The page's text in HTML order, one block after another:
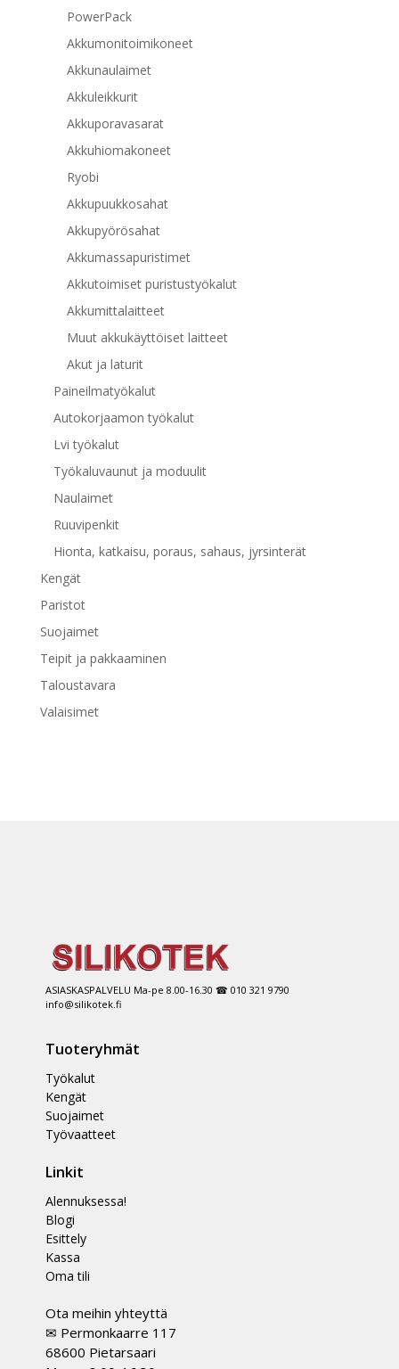
PowerPack
Akkumonitoimikoneet
Akkunaulaimet
Akkuleikkurit
Akkuporavasarat
Akkuhiomakoneet
Ryobi
Akkupuukkosahat
Akkupyörösahat
Akkumassapuristimet
Akkutoimiset puristustyökalut
Akkumittalaitteet
Muut akkukäyttöiset laitteet
Akut ja laturit
Paineilmatyökalut
Autokorjaamon työkalut
Lvi työkalut
Työkaluvaunut ja moduulit
Naulaimet
Ruuvipenkit
Hionta, katkaisu, poraus, sahaus, jyrsinterät
Kengät
Paristot
Suojaimet
Teipit ja pakkaaminen
Taloustavara
Valaisimet
ASIASKASPALVELU Ma-pe 8.00-16.30 ☎ 010 321 9790
info@silikotek.fi
Tuoteryhmät
Työkalut
Kengät
Suojaimet
Työvaatteet
Linkit
Alennuksessa!
Blogi
Esittely
Kassa
Oma tili
Ota meihin yhteyttä
✉ Permonkaarre 117
68600 Pietarsaari